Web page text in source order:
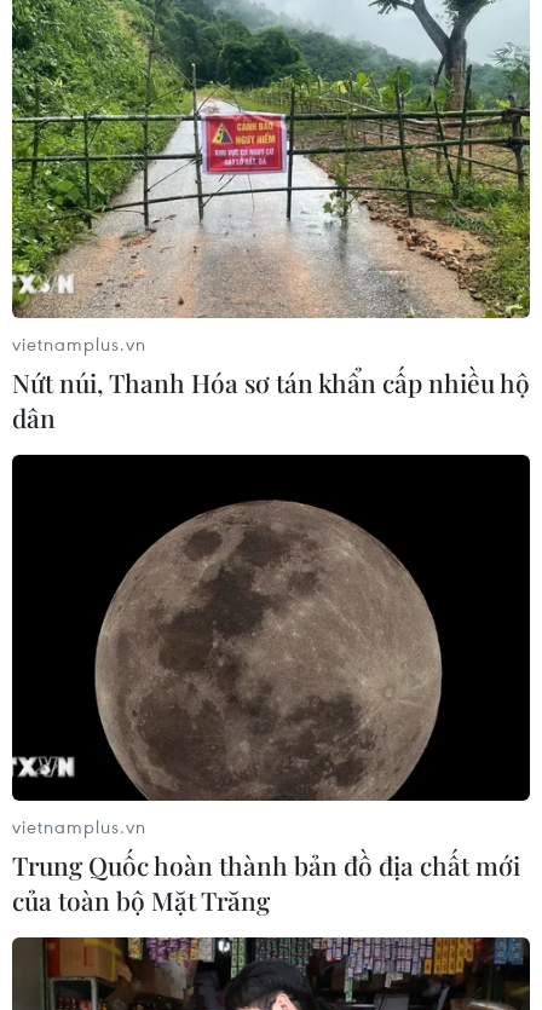
vietnamplus.vn
Nứt núi, Thanh Hóa sơ tán khẩn cấp nhiều hộ
dân
vietnamplus.vn
Trung Quốc hoàn thành bản đồ địa chất mới
của toàn bộ Mặt Trăng